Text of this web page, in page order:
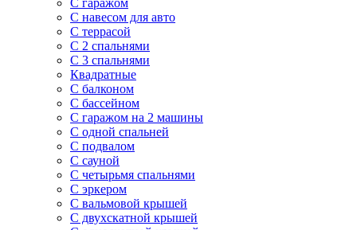
С гаражом
С навесом для авто
С террасой
С 2 спальнями
С 3 спальнями
Квадратные
С балконом
С бассейном
С гаражом на 2 машины
С одной спальней
С подвалом
С сауной
С четырьмя спальнями
С эркером
С вальмовой крышей
С двухскатной крышей